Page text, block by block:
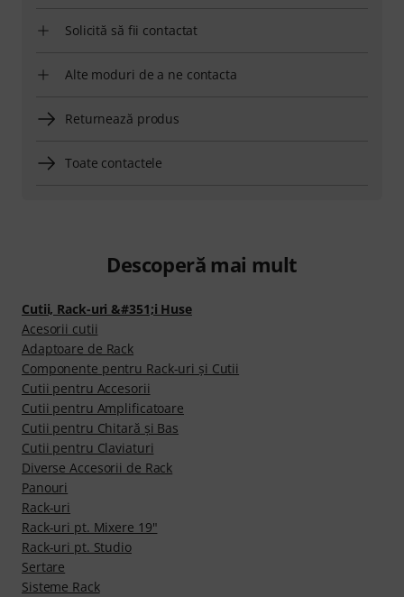
Solicită să fii contactat
Alte moduri de a ne contacta
Returnează produs
Toate contactele
Descoperă mai mult
Cutii, Rack-uri &#351;i Huse
Acesorii cutii
Adaptoare de Rack
Componente pentru Rack-uri şi Cutii
Cutii pentru Accesorii
Cutii pentru Amplificatoare
Cutii pentru Chitară şi Bas
Cutii pentru Claviaturi
Diverse Accesorii de Rack
Panouri
Rack-uri
Rack-uri pt. Mixere 19"
Rack-uri pt. Studio
Sertare
Sisteme Rack